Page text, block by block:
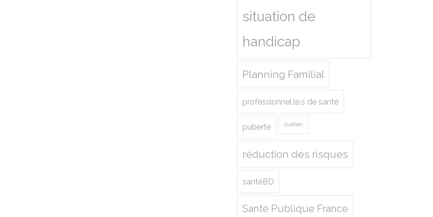
situation de
handicap
Planning Familial
professionnel.le.s de santé
puberté Quebec
réduction des risques
santéBD
Santé Publique France